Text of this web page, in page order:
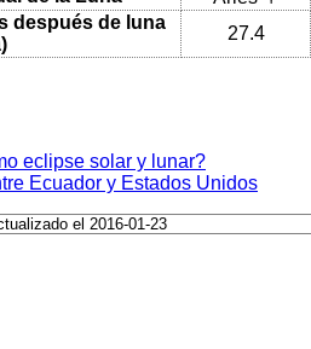
después de luna
27.4
eclipse solar y lunar?
Ecuador y Estados Unidos
el 2016-01-23